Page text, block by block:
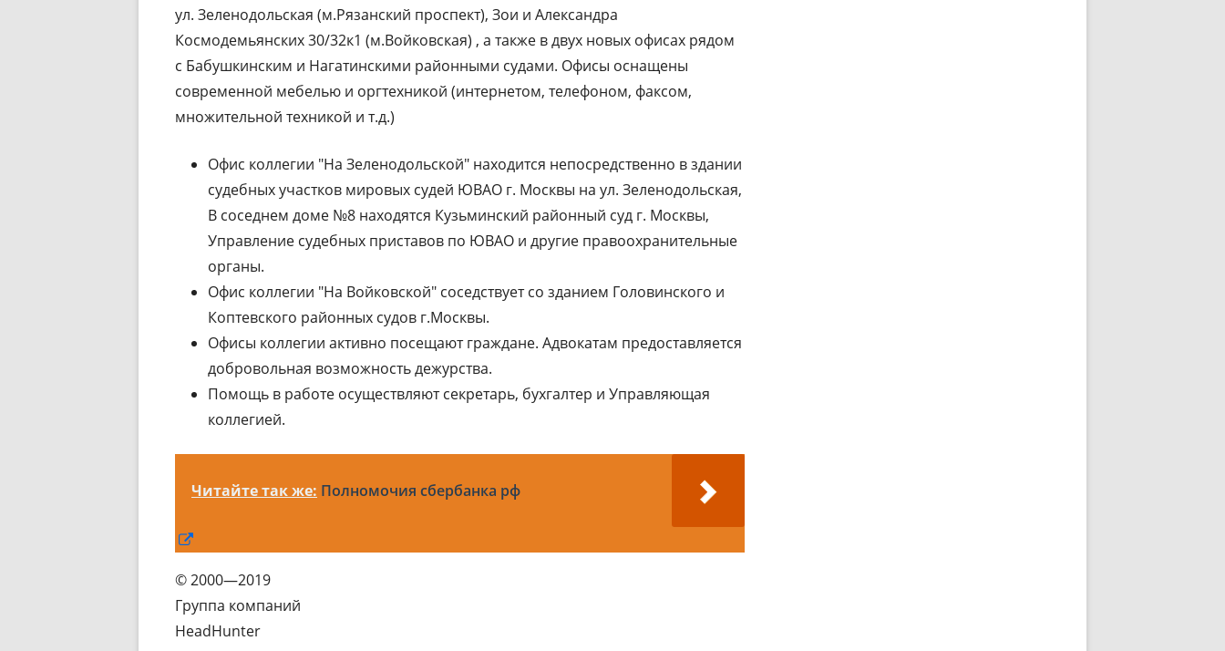
ул. Зеленодольская (м.Рязанский проспект), Зои и Александра
Космодемьянских 30/32к1 (м.Войковская) , а также в двух новых офисах рядом
с Бабушкинским и Нагатинскими районными судами. Офисы оснащены
современной мебелью и оргтехникой (интернетом, телефоном, факсом,
множительной техникой и т.д.)
Офис коллегии "На Зеленодольской" находится непосредственно в здании
судебных участков мировых судей ЮВАО г. Москвы на ул. Зеленодольская,
В соседнем доме №8 находятся Кузьминский районный суд г. Москвы,
Управление судебных приставов по ЮВАО и другие правоохранительные
органы.
Офис коллегии "На Войковской" соседствует со зданием Головинского и
Коптевского районных судов г.Москвы.
Офисы коллегии активно посещают граждане. Адвокатам предоставляется
добровольная возможность дежурства.
Помощь в работе осуществляют секретарь, бухгалтер и Управляющая
коллегией.
Читайте так же: Полномочия сбербанка рф
новом
окне
© 2000—2019
Группа компаний
HeadHunter